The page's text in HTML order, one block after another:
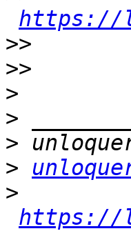
https://
>>
>>
>
>
>
>
>
https://